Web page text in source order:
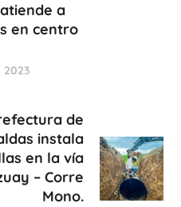
a
en centro
2023
de
instala
en la vía
– Corre
Mono.